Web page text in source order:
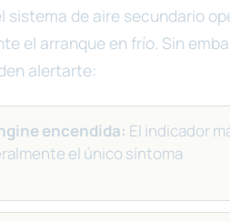
sistema de aire secundario
el arranque en frío. Sin
alertarte:
encendida: El indicador
el único síntoma